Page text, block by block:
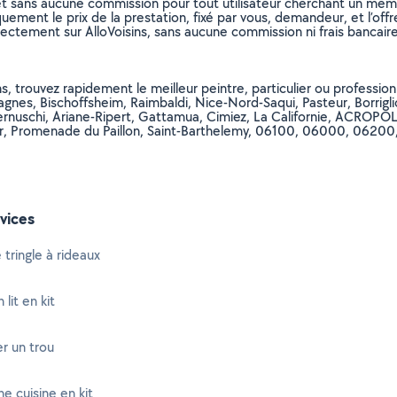
le prix de la prestation, fixé par vous, demandeur, et
sur AlloVoisins, sans aucune commission ni frais
trouvez rapidement le meilleur peintre, particulier ou
Bischoffsheim, Raimbaldi, Nice-Nord-Saqui, Pasteur,
Ariane-Ripert, Gattamua, Cimiez, La Californie,
Promenade du Paillon, Saint-Barthelemy, 06100, 06000,
tringle à rideaux
lit en kit
un trou
cuisine en kit